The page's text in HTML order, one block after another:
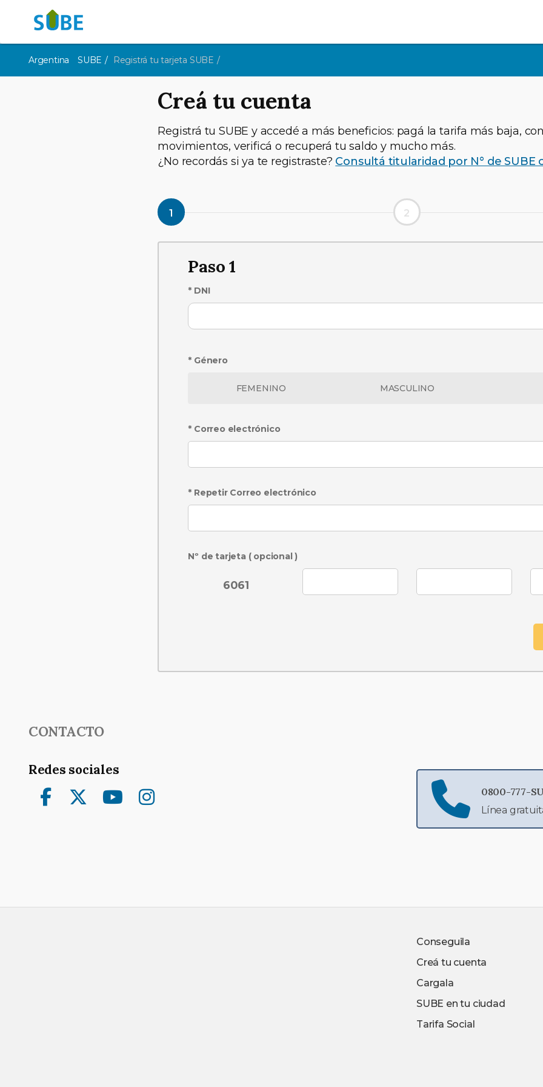
Argentina SUBE Registrá tu tarjeta SUBE
Creá tu cuenta
Registrá tu SUBE y accedé a más beneficios: pagá la tarifa más baja,
movimientos, verificá o recuperá tu saldo y mucho más.
¿No recordás si ya te registraste? Consultá titularidad por N° de SUBE
1 2
Paso 1
* DNI
* Género
FEMENINO MASCULINO
* Correo electrónico
* Repetir Correo electrónico
Nº de tarjeta ( opcional )
6061
CONTACTO
Redes sociales
Facebook
TwitterYouTubeInstagram 0800-777-
Línea
Conseguila
Creá tu cuenta
Cargala
SUBE en tu ciudad
Tarifa Social